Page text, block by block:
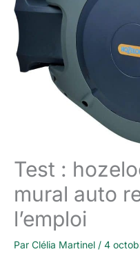
Test :
mural auto
l’emploi
Par Clélia Martinel / 4